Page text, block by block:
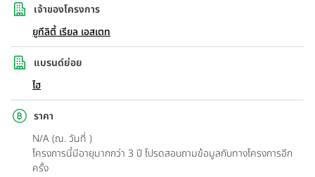
เจ้าของโครงการ
ยูทีลิตี้ เรียล เอสเตท
แบรนด์ย่อย
ไฮ
ราคา
N/A (ณ. วันที่ )
โครงการนี้มีอายุมากกว่า 3 ปี โปรดสอบถามข้อมูลกับทางโครงการอีก
ครั้ง